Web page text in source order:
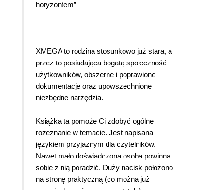
horyzontem”.
XMEGA to rodzina stosunkowo już stara, a
przez to posiadająca bogatą społeczność
użytkowników, obszerne i poprawione
dokumentacje oraz upowszechnione
niezbędne narzędzia.
Książka ta pomoże Ci zdobyć ogólne
rozeznanie w temacie. Jest napisana
językiem przyjaznym dla czytelników.
Nawet mało doświadczona osoba powinna
sobie z nią poradzić. Duży nacisk położono
na stronę praktyczną (co można już